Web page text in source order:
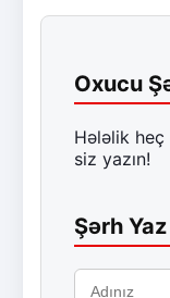
Oxucu
Hələlik heç
siz yazın!
Şərh Yaz